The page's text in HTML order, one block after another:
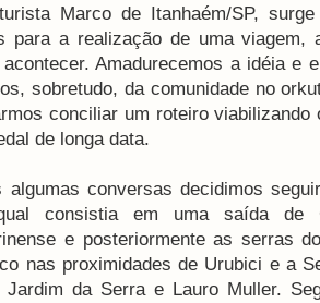
Marco de Itanhaém/SP,
para a realização de uma viagem,
acontecer. Amadurecemos a idéia e
sobretudo, da comunidade no
conciliar um roteiro
de longa data.
algumas conversas decidimos
consistia em uma saída de
e posteriormente as serras
nas proximidades de Urubici e a
Jardim da Serra e Lauro Muller.